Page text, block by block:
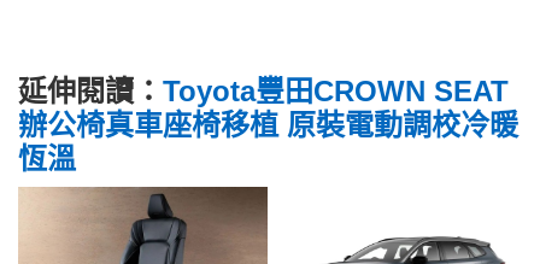
延伸閱讀： Toyota豐田CROWN SEAT
辦公椅真車座椅移植 原裝電動調校冷暖
恆溫